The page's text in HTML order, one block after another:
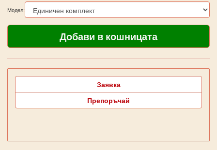
Модел:
Заявка
Препоръчай